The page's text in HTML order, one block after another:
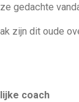
gedachte
zijn dit oude
coach